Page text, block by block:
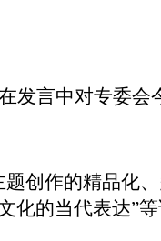
言中对专委会
创作的精品化、
化的当代表达”